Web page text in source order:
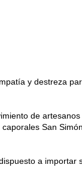
y destreza
de
San
a importar